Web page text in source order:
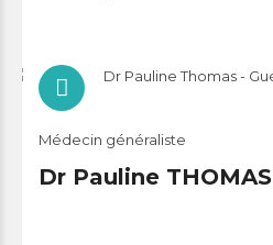
Médecin généraliste
Dr Pauline THOMAS